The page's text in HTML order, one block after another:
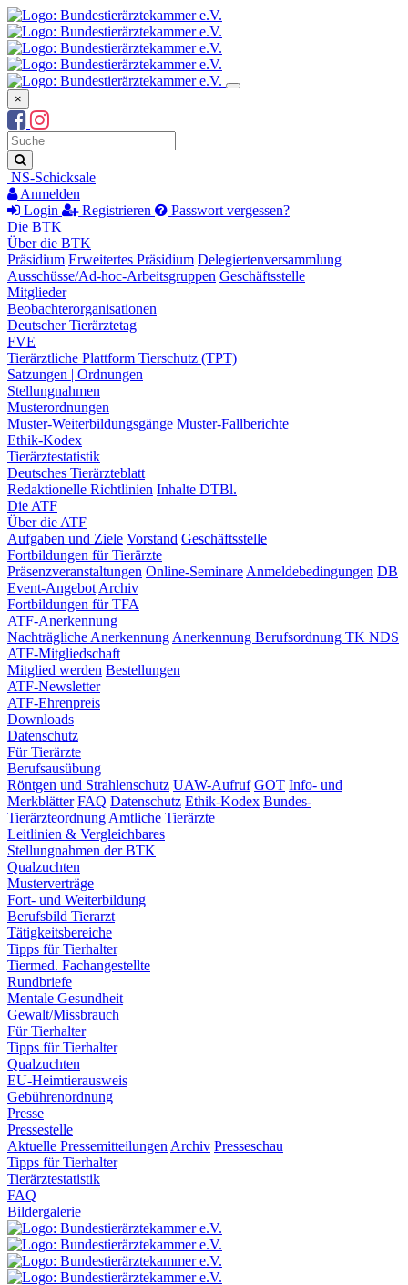
×
Suchbegriff
Suche
NS-Schicksale
Anmelden
Login
Registrieren
Passwort vergessen?
Die BTK
Über die BTK
Präsidium Erweitertes Präsidium Delegiertenversammlung
Ausschüsse/Ad-hoc-Arbeitsgruppen Geschäftsstelle
Mitglieder
Beobachterorganisationen
Deutscher Tierärztetag
FVE
Tierärztliche Plattform Tierschutz (TPT)
Satzungen | Ordnungen
Stellungnahmen
Musterordnungen
Muster-Weiterbildungsgänge Muster-Fallberichte
Ethik-Kodex
Tierärztestatistik
Deutsches Tierärzteblatt
Redaktionelle Richtlinien Inhalte DTBl.
Die ATF
Über die ATF
Aufgaben und Ziele Vorstand Geschäftsstelle
Fortbildungen für Tierärzte
Präsenzveranstaltungen Online-Seminare Anmeldebedingungen DB
Event-Angebot Archiv
Fortbildungen für TFA
ATF-Anerkennung
Nachträgliche Anerkennung Anerkennung Berufsordnung TK NDS
ATF-Mitgliedschaft
Mitglied werden Bestellungen
ATF-Newsletter
ATF-Ehrenpreis
Downloads
Datenschutz
Für Tierärzte
Berufsausübung
Röntgen und Strahlenschutz UAW-Aufruf GOT Info- und
Merkblätter FAQ Datenschutz Ethik-Kodex Bundes-
Tierärzteordnung Amtliche Tierärzte
Leitlinien & Vergleichbares
Stellungnahmen der BTK
Qualzuchten
Musterverträge
Fort- und Weiterbildung
Berufsbild Tierarzt
Tätigkeitsbereiche
Tipps für Tierhalter
Tiermed. Fachangestellte
Rundbriefe
Mentale Gesundheit
Gewalt/Missbrauch
Für Tierhalter
Tipps für Tierhalter
Qualzuchten
EU-Heimtierausweis
Gebührenordnung
Presse
Pressestelle
Aktuelle Pressemitteilungen Archiv Presseschau
Tipps für Tierhalter
Tierärztestatistik
FAQ
Bildergalerie